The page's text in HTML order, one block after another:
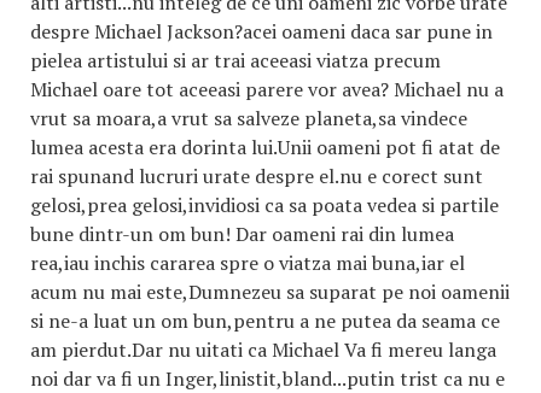
despre Michael Jackson?acei oameni daca sar pune in
pielea artistului si ar trai aceeasi viatza precum
Michael oare tot aceeasi parere vor avea? Michael nu a
vrut sa moara,a vrut sa salveze planeta,sa vindece
lumea acesta era dorinta lui.Unii oameni pot fi atat de
rai spunand lucruri urate despre el.nu e corect sunt
gelosi,prea gelosi,invidiosi ca sa poata vedea si partile
bune dintr-un om bun! Dar oameni rai din lumea
rea,iau inchis cararea spre o viatza mai buna,iar el
acum nu mai este,Dumnezeu sa suparat pe noi oamenii
si ne-a luat un om bun,pentru a ne putea da seama ce
am pierdut.Dar nu uitati ca Michael Va fi mereu langa
noi dar va fi un Inger,linistit,bland...putin trist ca nu e